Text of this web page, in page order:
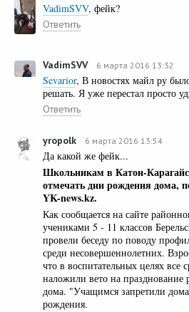
VadimSVV, фейк?
Ответить
VadimSVV 6 марта 2016 13:32
Sevarior, В новостях майл ру
решать. Я уже перестал просто
Ответить
yropolk 6 марта 2016 13:54
Да какой же фейк...
Школьникам в Катон-
отмечать дни рождения дома,
YK-news.kz.
Как сообщается на сайте
учениками 5 - 11 классов
провели беседу по поводу
среди несовершеннолетних.
что в воспитательных целях все
наложили вето на празднование
дома. "Учащимся запретили
рождения.